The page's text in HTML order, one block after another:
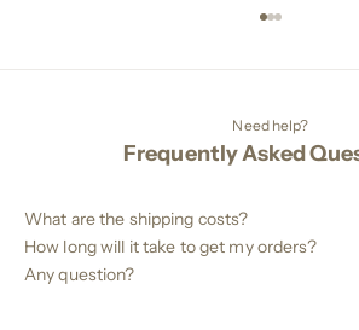
Naar artikel 1
Naar artikel 2
Naar artikel 3
Need help?
Frequently Asked
What are the shipping costs?
How long will it take to get my orders?
Any question?